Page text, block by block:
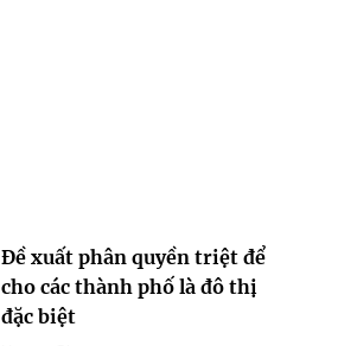
Đề xuất phân quyền triệt để
cho các thành phố là đô thị
đặc biệt